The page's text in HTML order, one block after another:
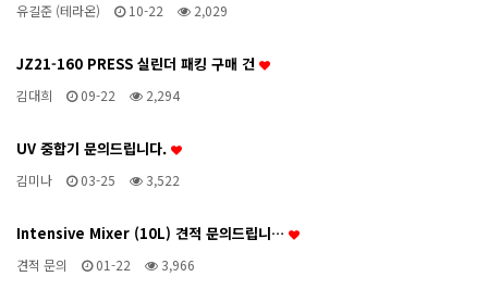
유길준 (테라온) 10-22 2,029
JZ21-160 PRESS 실린더 패킹 구매 건
김대희 09-22 2,294
UV 중합기 문의드립니다.
김미나 03-25 3,522
Intensive Mixer (10L) 견적 문의드립니…
견적 문의 01-22 3,966